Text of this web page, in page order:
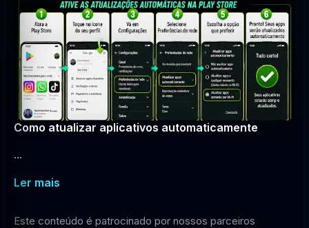
Como atualizar aplicativos automaticamente
...
Ler mais
Este conteúdo é patrocinado por nossos parceiros